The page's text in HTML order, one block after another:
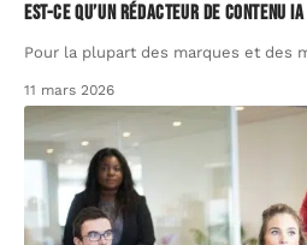
Est-ce qu’un rédacteur de contenu
Pour la plupart des marques et des
11 mars 2026